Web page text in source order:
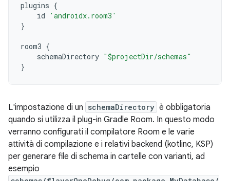
plugins {
id
'androidx.room3'
}
room3 {
schemaDirectory "$projectDir/schemas"
}
L'impostazione di un schemaDirectory è obbligatoria
quando si utilizza il plug-in Gradle Room. In questo modo
verranno configurati il compilatore Room e le varie
attività di compilazione e i relativi backend (kotlinc, KSP)
per generare file di schema in cartelle con varianti, ad
esempio